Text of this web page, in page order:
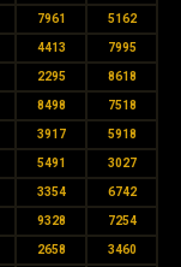
7961 5162
4413 7995
2295 8618
8498 7518
3917 5918
5491 3027
3354 6742
9328 7254
2658 3460